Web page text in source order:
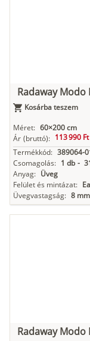
Radaway Modo
Kosárba teszem
Méret: 60×200 cm
Ár (bruttó): 113 990
Termékkód: 389064-
Csomagolás: 1 db -
Anyag: Üveg
Felület és mintázat:
Üvegvastagság: 8 mm
Radaway Modo